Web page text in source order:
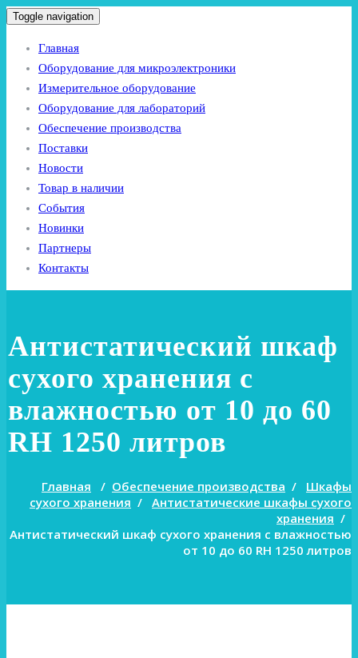
Toggle navigation
Главная
Оборудование для микроэлектроники
Измерительное оборудование
Оборудование для лабораторий
Обеспечение производства
Поставки
Новости
Товар в наличии
События
Новинки
Партнеры
Контакты
Антистатический шкаф
сухого хранения с
влажностью от 10 до 60
RH 1250 литров
Главная / Обеспечение производства / Шкафы
сухого хранения / Антистатические шкафы сухого
хранения /
Антистатический шкаф сухого хранения с влажностью
от 10 до 60 RH 1250 литров